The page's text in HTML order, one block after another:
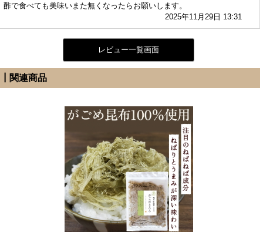
酢で食べても美味いまた無くなったらお願いします。
2025年11月29日 13:31
┃関連商品